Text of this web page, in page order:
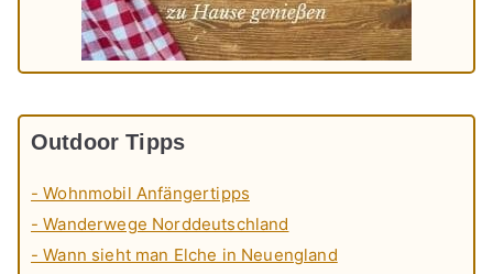
Outdoor Tipps
- Wohnmobil Anfängertipps
- Wanderwege Norddeutschland
- Wann sieht man Elche in Neuengland